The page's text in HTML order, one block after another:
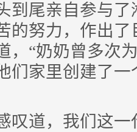
到尾亲自参与
的努力，作出
，“奶奶曾多次
们家里创建了
道，我们这一